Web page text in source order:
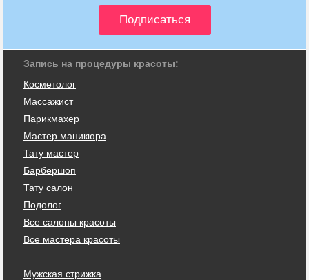
Запись на процедуры красоты:
Косметолог
Массажист
Парикмахер
Мастер маникюра
Тату мастер
Барбершоп
Тату салон
Подолог
Все салоны красоты
Все мастера красоты
Мужская стрижка